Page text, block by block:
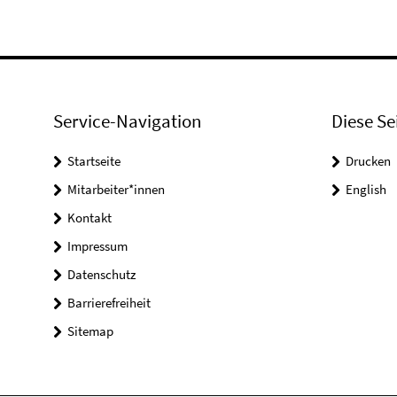
Service-Navigation
Startseite
Mitarbeiter*innen
Kontakt
Impressum
Datenschutz
Barrierefreiheit
Sitemap
Diese
Drucken
English